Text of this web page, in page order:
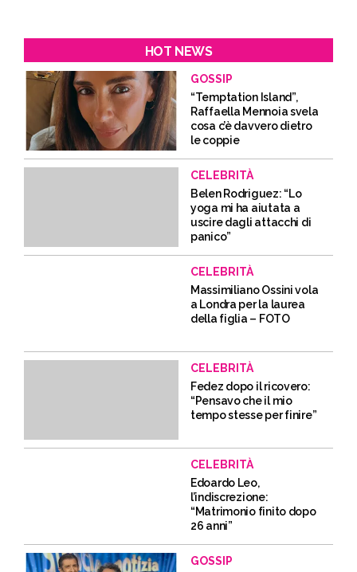
HOT NEWS
GOSSIP
“Temptation Island”,
Raffaella Mennoia svela
cosa c’è davvero dietro
le coppie
CELEBRITÀ
Belen Rodriguez: “Lo
yoga mi ha aiutata a
uscire dagli attacchi di
panico”
CELEBRITÀ
Massimiliano Ossini vola
a Londra per la laurea
della figlia – FOTO
CELEBRITÀ
Fedez dopo il ricovero:
“Pensavo che il mio
tempo stesse per finire”
CELEBRITÀ
Edoardo Leo,
l’indiscrezione:
“Matrimonio finito dopo
26 anni”
GOSSIP